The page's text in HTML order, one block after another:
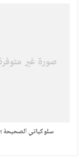
سلوكياتي الصحيحة ؛